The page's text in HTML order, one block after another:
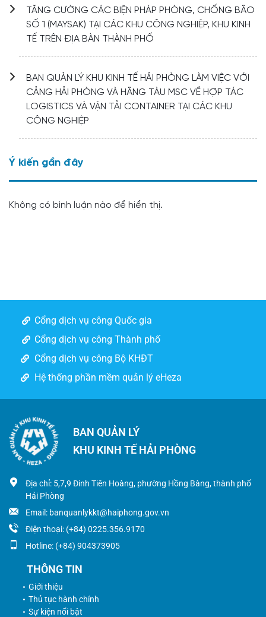
TĂNG CƯỜNG CÁC BIỆN PHÁP PHÒNG, CHỐNG BÃO
SỐ 1 (MAYSAK) TẠI CÁC KHU CÔNG NGHIỆP, KHU KINH
TẾ TRÊN ĐỊA BÀN THÀNH PHỐ
BAN QUẢN LÝ KHU KINH TẾ HẢI PHÒNG LÀM VIỆC VỚI
CẢNG HẢI PHÒNG VÀ HÃNG TÀU MSC VỀ HỢP TÁC
LOGISTICS VÀ VẬN TẢI CONTAINER TẠI CÁC KHU
CÔNG NGHIỆP
Ý kiến ​​gần đây
Không có bình luận nào để hiển thị.
Cổng dịch vụ công Quốc gia
Cổng dịch vụ công Thành phố
Cổng dịch vụ công Bộ KHĐT
Hệ thống phần mềm quản lý eHeza
BAN QUẢN LÝ
KHU KINH TẾ HẢI PHÒNG
Địa chỉ: 5,7,9 Đinh Tiên Hoàng, phường Hồng Bàng, thành phố
Hải Phòng
Email: banquanlykkt@haiphong.gov.vn
Điện thoại: (+84) 0225.356.9170
Hotline: (+84) 904373905
THÔNG TIN
Giới thiệu
Thủ tục hành chính
Sự kiện nổi bật